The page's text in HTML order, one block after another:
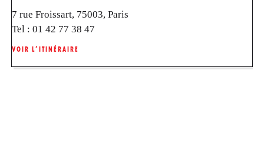
7 rue Froissart, 75003, Paris
Tel : 01 42 77 38 47
VOIR L’ITINÉRAIRE